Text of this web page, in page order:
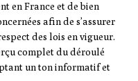
en France et de bien
afin de s’assurer
des lois en vigueur.
complet du déroulé
un ton informatif et